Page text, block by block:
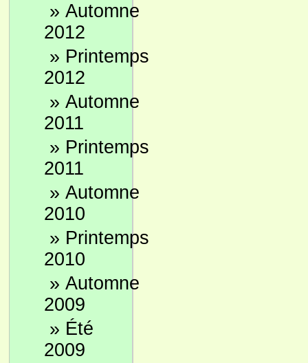
» Automne
2012
» Printemps
2012
» Automne
2011
» Printemps
2011
» Automne
2010
» Printemps
2010
» Automne
2009
» Été
2009